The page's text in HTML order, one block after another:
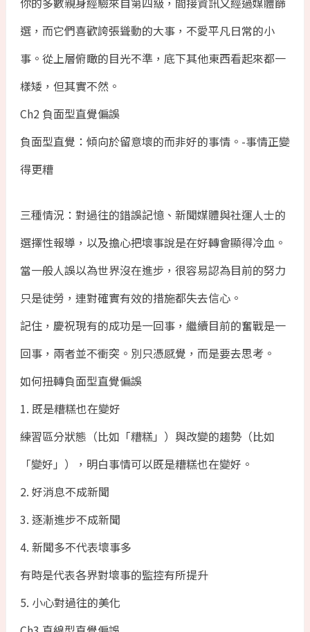
選，而它們喜歡誇張聳動的大事，不愛平凡日常的小
事。從上層俯瞰的目光不準，底下其他東西看起來都一
樣矮，但其實不然。
Ch2 負面型直覺偏誤
負面型直覺：傾向於留意壞的而非好的事情。-事情正變
得更糟
三種情況：對過往的錯誤記憶、新聞媒體與社運人士的
選擇性報導，以及擔心把壞事說是在好轉會顯得冷血。
當一般人誤以為世界沒在進步，很容易認為目前的努力
只是徒勞，連對確實有效的措施都失去信心。
記住，慶祝現有的成功是一回事，繼續目前的奮戰是一
回事，兩者並不衝突。別只憑感覺，而是要去思考。
如何扭轉負面型直覺偏誤
1. 既是糟糕也在變好
練習區分狀態（比如「糟糕」）與改變的趨勢（比如
「變好」），明白事情可以既是糟糕也在變好。
2. 好消息不成新聞
3. 逐漸進步不成新聞
4. 新聞多不代表壞事多
有時是代表各界對壞事的監控有所提升
5. 小心對過往的美化